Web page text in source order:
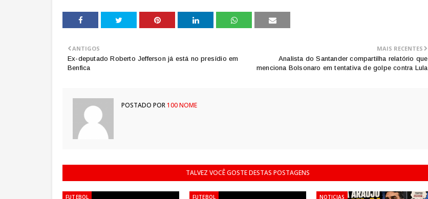
MAIS RECENTES
Analista do Santander compartilha relatório que
menciona Bolsonaro em tentativa de golpe contra Lula
ANTIGOS
Ex-deputado Roberto Jefferson já está no presídio em
Benfica
POSTADO POR100 NOME
TALVEZ VOCÊ GOSTE DESTAS POSTAGENS
FUTEBOL FUTEBOL NOTICIAS